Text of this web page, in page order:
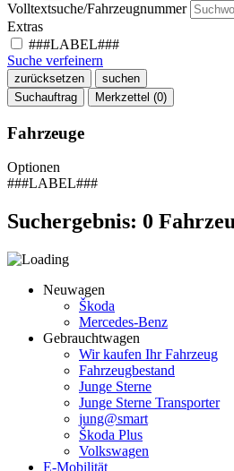
Volltextsuche/Fahrzeugnummer
Extras
###LABEL###
Suche verfeinern
zurücksetzen
suchen
Suchauftrag
Merkzettel (0)
Fahrzeuge
Optionen
###LABEL###
Suchergebnis: 0
Neuwagen
Škoda
Mercedes-Benz
Gebrauchtwagen
Wir kaufen Ihr Fahrzeug
Fahrzeugbestand
Junge Sterne
Junge Sterne Transporter
jung@smart
Škoda Plus
Volkswagen
E-Mobilität